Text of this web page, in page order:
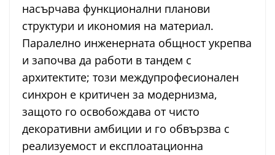
насърчава функционални планови
структури и икономия на материал.
Паралелно инженерната общност укрепва
и започва да работи в тандем с
архитектите; този междупрофесионален
синхрон е критичен за модернизма,
защото го освобождава от чисто
декоративни амбиции и го обвързва с
реализуемост и експлоатационна